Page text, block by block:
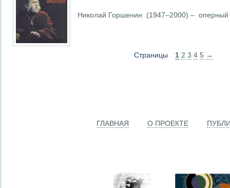
Николай Горшенин (1947–2000) – оперный
Страницы 1 2 3 4 5 →
ГЛАВНАЯ О ПРОЕКТЕ